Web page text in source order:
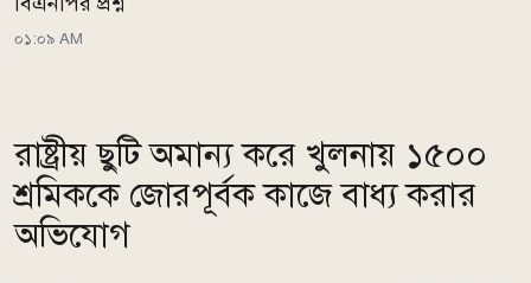
০১:০৯ AM
রাষ্ট্রীয় ছুটি অমান্য করে খুলনায় ১৫০০
শ্রমিককে জোরপূর্বক কাজে বাধ্য করার
অভিযোগ